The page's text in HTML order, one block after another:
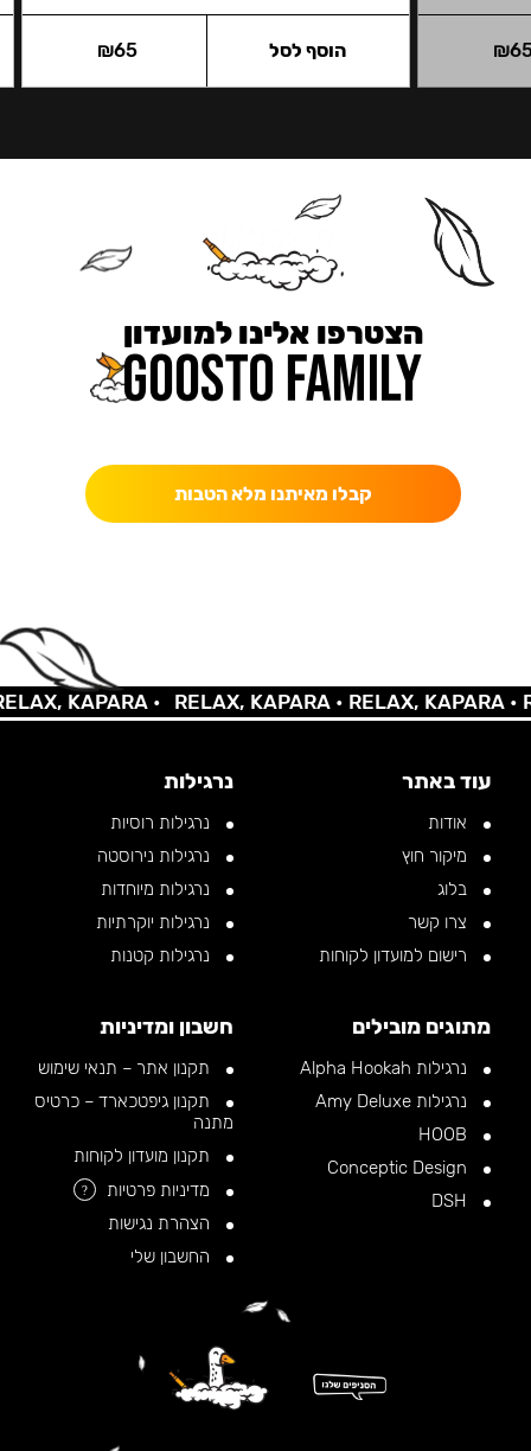
₪
₪65 הוסף לסל
הצטרפו אלינו למועדון
קבלו מאיתנו מלא הטבות
KAPARA • RELAX, KAPARA •RELAX, KAPARA •
עוד באתר
אודות
מיקור חוץ
בלוג
צרו קשר
רישום למועדון לקוחות
נרגילות
נרגילות רוסיות
נרגילות נירוסטה
נרגילות מיוחדות
נרגילות יוקרתיות
נרגילות קטנות
מתוגים מובילים
נרגילות Alpha Hookah
נרגילות Amy Deluxe
חשבון ומדיניות
תקנון אתר – תנאי שימוש
תקנון גיפטכארד – כרטיס
מתנה
תקנון מועדון לקוחות
מדיניות פרטיות
?
הצהרת נגישות
החשבון שלי